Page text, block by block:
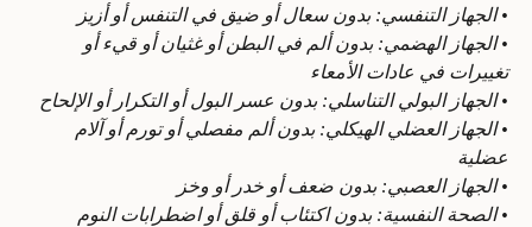
• الجهاز التنفسي: بدون سعال أو ضيق في التنفس أو أزيز
• الجهاز الهضمي: بدون ألم في البطن أو غثيان أو قيء أو
تغييرات في عادات الأمعاء
• الجهاز البولي التناسلي: بدون عسر البول أو التكرار أو الإلحاح
• الجهاز العضلي الهيكلي: بدون ألم مفصلي أو تورم أو آلام
عضلية
• الجهاز العصبي: بدون ضعف أو خدر أو وخز
• الصحة النفسية: بدون اكتئاب أو قلق أو اضطرابات النوم